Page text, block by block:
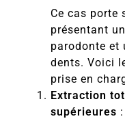
Ce cas porte
présentant
parodonte et
dents. Voici
prise en
Extraction
supérieures